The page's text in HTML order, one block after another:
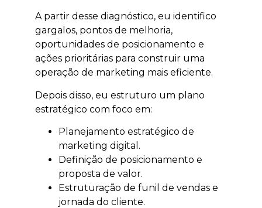
A partir desse diagnóstico, eu identifico
gargalos, pontos de melhoria,
oportunidades de posicionamento e
ações prioritárias para construir uma
operação de marketing mais eficiente.
Depois disso, eu estruturo um plano
estratégico com foco em:
Planejamento estratégico de
marketing digital.
Definição de posicionamento e
proposta de valor.
Estruturação de funil de vendas e
jornada do cliente.